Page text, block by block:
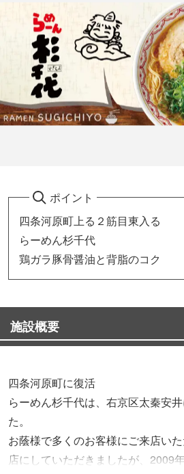
ポイント
四条河原町上る２筋目東入る
らーめん杉千代
鶏ガラ豚骨醤油と背脂のコク
施設概要
四条河原町に復活
らーめん杉千代は、右京区太秦安
た。
お蔭様で多くのお客様にご来店い
店にしていただきましたが、2009